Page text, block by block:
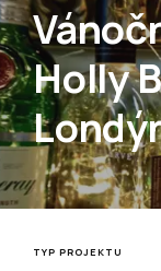
Holly
TYP PROJEKTU